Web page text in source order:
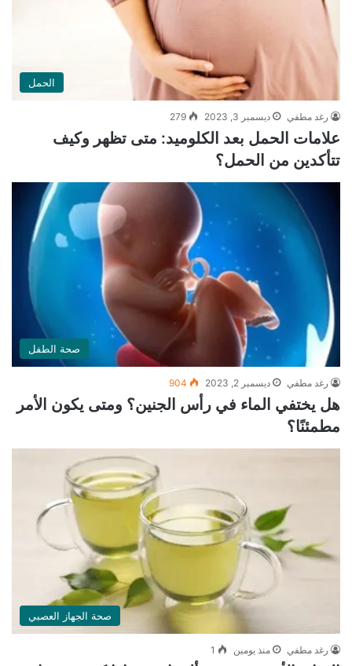
الحمل
رغد مطفي ديسمبر 3, 2023 279
علامات الحمل بعد الكلوميد: متى تظهر وكيف
تتأكدين من الحمل؟
صحة الطفل
رغد مطفي ديسمبر 2, 2023 904
هل يختفي الماء في رأس الجنين؟ ومتى يكون الأمر
مطمئنًا؟
صحة الجهاز العصبي
رغد مطفي منذ يومين 1